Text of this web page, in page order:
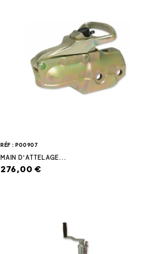
RÉF : P00907
MAIN D'ATTELAGE...
276,00 €